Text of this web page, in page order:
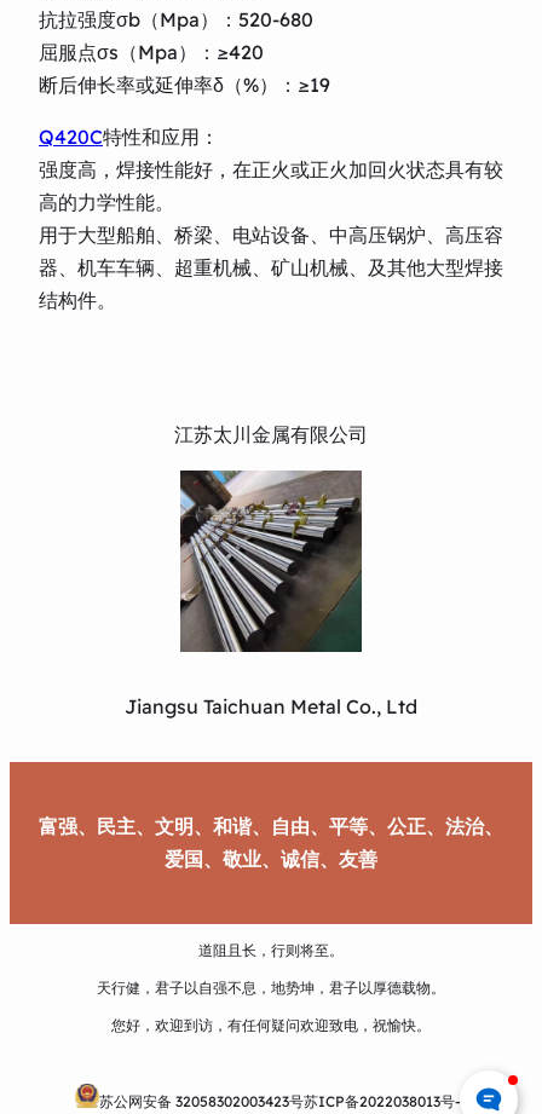
抗拉强度σb（Mpa）：520-680
屈服点σs（Mpa）：≥420
断后伸长率或延伸率δ（%）：≥19
Q420C特性和应用：
强度高，焊接性能好，在正火或正火加回火状态具有较
高的力学性能。
用于大型船舶、桥梁、电站设备、中高压锅炉、高压容
器、机车车辆、超重机械、矿山机械、及其他大型焊接
结构件。
江苏太川金属有限公司
Jiangsu Taichuan Metal Co., Ltd
富强、民主、文明、和谐、自由、平等、公正、法治、
爱国、敬业、诚信、友善
道阻且长，行则将至。
天行健，君子以自强不息，地势坤，君子以厚德载物。
您好，欢迎到访，有任何疑问欢迎致电，祝愉快。
苏公网安备 32058302003423号苏ICP备2022038013号-1